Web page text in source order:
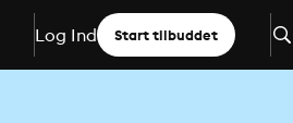
Log Ind Start tilbuddet